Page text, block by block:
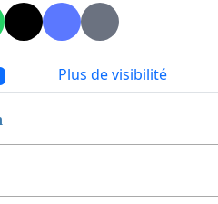
Plus de visibilité